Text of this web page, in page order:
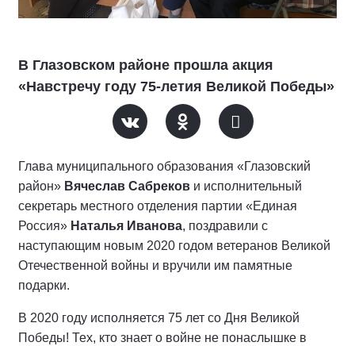
В Глазовском районе прошла акция
«Навстречу году 75-летия Великой Победы»
Глава муниципального образования «Глазовский
район» Вячеслав Сабреков и исполнительный
секретарь местного отделения партии «Единая
Россия» Наталья Иванова, поздравили с
наступающим новым 2020 годом ветеранов Великой
Отечественной войны и вручили им памятные
подарки.
В 2020 году исполняется 75 лет со Дня Великой
Победы! Тех, кто знает о войне не понаслышке в